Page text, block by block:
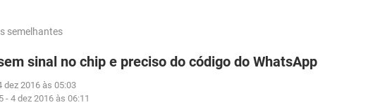
semelhantes
sinal no chip e preciso do código do WhatsApp
dez 2016 às 05:03
- 4 dez 2016 às 06:11